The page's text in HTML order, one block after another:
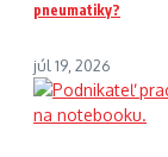
pneumatiky?
júl 19, 2026